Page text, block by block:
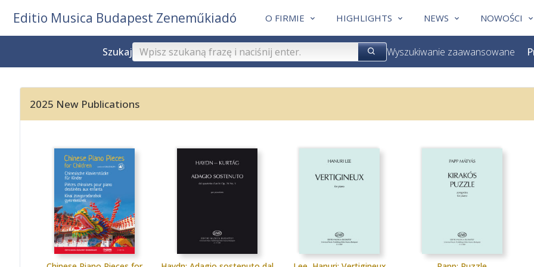
O FIRMIE HIGHLIGHTS NEWS NOWOŚCI
Editio Musica Budapest Zeneműkiadó
Szukaj Wyszukiwanie zaawansowane
2025 New Publications